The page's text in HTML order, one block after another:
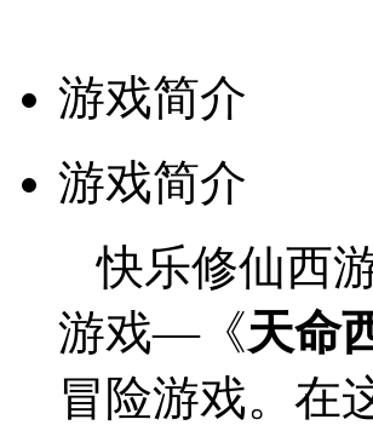
游戏简介
游戏简介
快乐修仙西
游戏—《天命
冒险游戏。在